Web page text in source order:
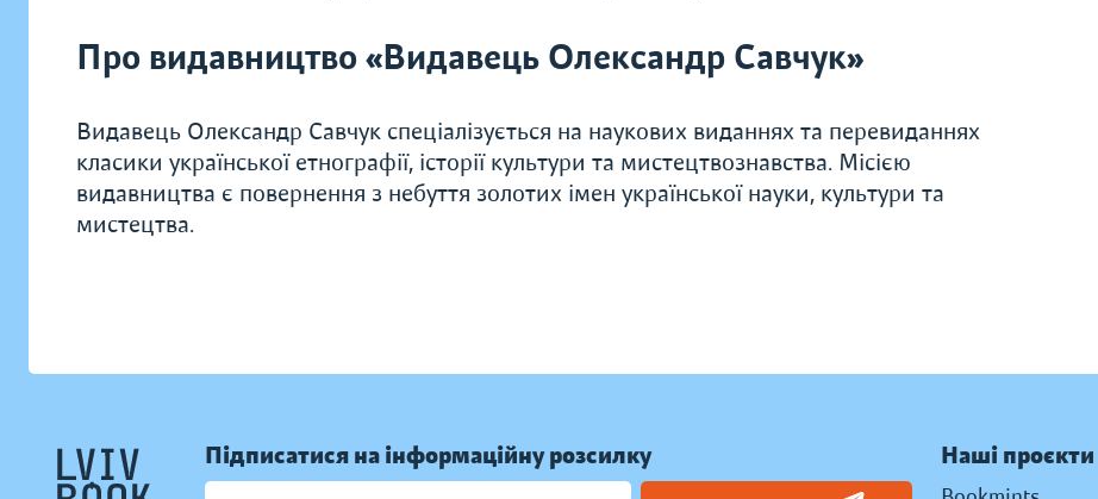
Про видавництво «Видавець Олександр Савчук»
Видавець Олександр Савчук спеціалізується на наукових виданнях та перевиданнях
класики української етнографії, історії культури та мистецтвознавства. Місією
видавництва є повернення з небуття золотих імен української науки, культури та
мистецтва.
Підписатися на інформаційну розсилку Наші проєкти